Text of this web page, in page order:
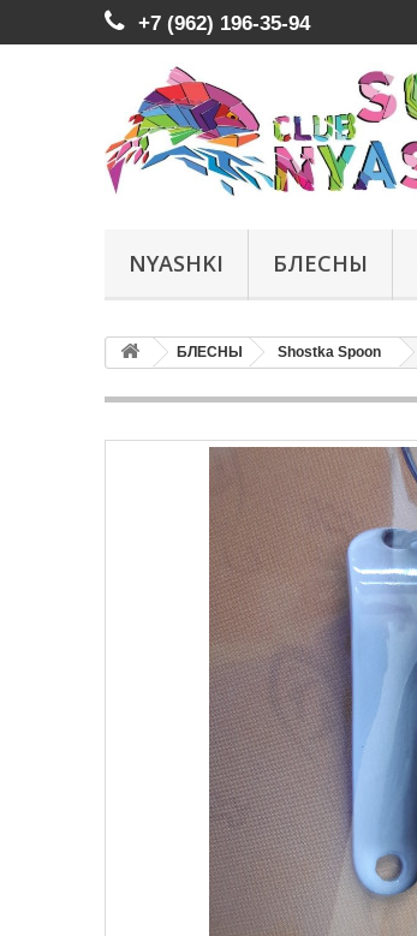
+7 (962) 196-35-94
NYASHKI БЛЕСНЫ
БЛЕСНЫ Shostka Spoon